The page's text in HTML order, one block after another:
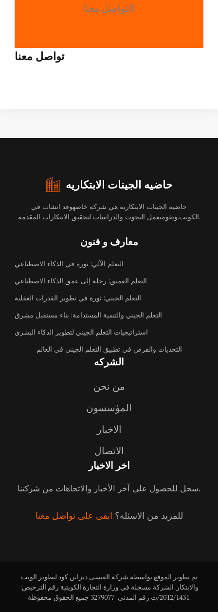
التواصل معنا
تواصل معنا
حاضيه الجينات الابتكاريه
حاضيه الجينات الابتكاريه هي شركه خاصهوقد انشات في
الكويت.وتقومبعمل البحوث والدراسات لتحقيق الابتكارات المقدمه.
معارف و فنون
التعلم الآلي: ثورة في الذكاء الاصطناعي
التعلم العميق: رحلة إلى عمق الذكاء الاصطناعي
التعلم الجيني: ثورة في تطوير القدرات العقلية
التعلم الجيني والتنمية المستدامة: بناء مستقبل مشرق
استراتيجيات التعلم الجيني لتطوير الذكاء البشري
التحديات والفرص في تطبيق التعلم الجيني في العالم
الشركه
من نحن
المؤسسون
الاخبار
الاتصال
اخر الاخبار
سجل للحصول على آخر الأخبار والاتجاهات من شركتنا.
للمزيد من الاسئله؟ ابقى على تواصل معنا
تم تطوير الموقع بواسطة شركة العيسى ديزاين كود لتطوير الويب
والابتكار. الشركة مسجلة في وزارة التجارة الكويتية رقم الترخيص:
2012/1431/ت رقم المدني: 3279077 جميع الحقوق محفوظة.